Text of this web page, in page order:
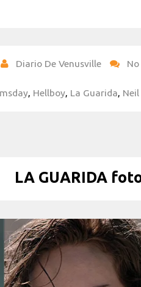
Diario De Venusville
, Hellboy, La Guarida,
LA GUARIDA